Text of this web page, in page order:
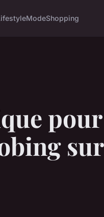
ModeShopping
pour
sur